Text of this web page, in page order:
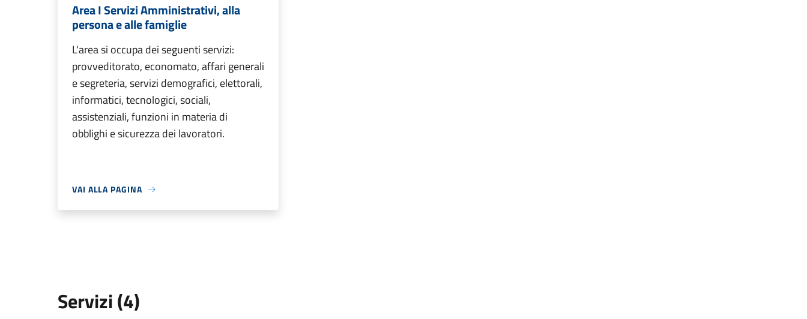
Area I Servizi Amministrativi, alla
persona e alle famiglie
L'area si occupa dei seguenti servizi:
provveditorato, economato, affari generali
e segreteria, servizi demografici, elettorali,
informatici, tecnologici, sociali,
assistenziali, funzioni in materia di
obblighi e sicurezza dei lavoratori.
VAI ALLA PAGINA
Servizi (4)